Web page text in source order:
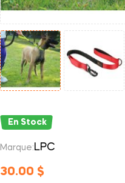
En Stock
Marque: LPC
30.00 $